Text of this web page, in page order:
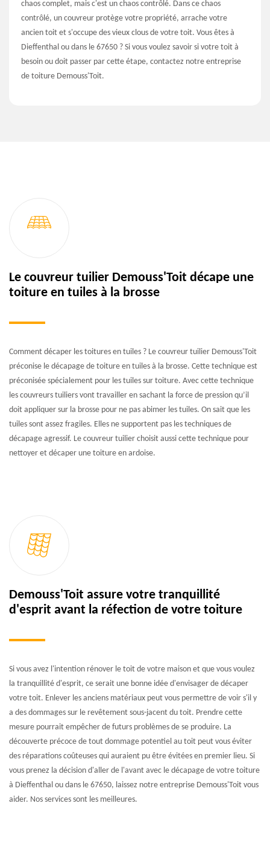
chaos complet, mais c'est un chaos contrôlé. Dans ce chaos
contrôlé, un couvreur protège votre propriété, arrache votre
ancien toit et s'occupe des vieux clous de votre toit. Vous êtes à
Dieffenthal ou dans le 67650 ? Si vous voulez savoir si votre toit à
besoin ou doit passer par cette étape, contactez notre entreprise
de toiture Demouss'Toit.
Le couvreur tuilier Demouss'Toit décape une
toiture en tuiles à la brosse
Comment décaper les toitures en tuiles ? Le couvreur tuilier Demouss'Toit
préconise le décapage de toiture en tuiles à la brosse. Cette technique est
préconisée spécialement pour les tuiles sur toiture. Avec cette technique
les couvreurs tuiliers vont travailler en sachant la force de pression qu’il
doit appliquer sur la brosse pour ne pas abimer les tuiles. On sait que les
tuiles sont assez fragiles. Elles ne supportent pas les techniques de
décapage agressif. Le couvreur tuilier choisit aussi cette technique pour
nettoyer et décaper une toiture en ardoise.
Demouss'Toit assure votre tranquillité
d'esprit avant la réfection de votre toiture
Si vous avez l'intention rénover le toit de votre maison et que vous voulez
la tranquillité d'esprit, ce serait une bonne idée d'envisager de décaper
votre toit. Enlever les anciens matériaux peut vous permettre de voir s'il y
a des dommages sur le revêtement sous-jacent du toit. Prendre cette
mesure pourrait empêcher de futurs problèmes de se produire. La
découverte précoce de tout dommage potentiel au toit peut vous éviter
des réparations coûteuses qui auraient pu être évitées en premier lieu. Si
vous prenez la décision d'aller de l'avant avec le décapage de votre toiture
à Dieffenthal ou dans le 67650, laissez notre entreprise Demouss'Toit vous
aider. Nos services sont les meilleures.